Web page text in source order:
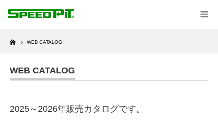
Home
WEB CATALOG
WEB CATALOG
2025～2026年販売カタログです。